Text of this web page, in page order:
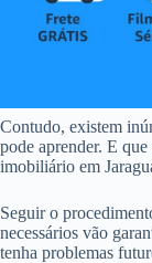
Contudo, existem
pode aprender. E
imobiliário em
Seguir o
necessários vão
tenha problemas